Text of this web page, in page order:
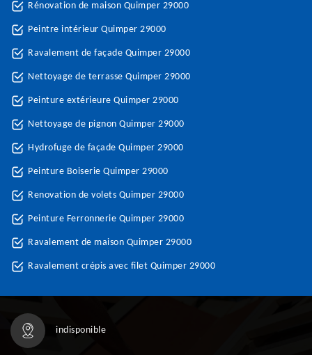
Rénovation de maison Quimper 29000
Peintre intérieur Quimper 29000
Ravalement de façade Quimper 29000
Nettoyage de terrasse Quimper 29000
Peinture extérieure Quimper 29000
Nettoyage de pignon Quimper 29000
Hydrofuge de façade Quimper 29000
Peinture Boiserie Quimper 29000
Renovation de volets Quimper 29000
Peinture Ferronnerie Quimper 29000
Ravalement de maison Quimper 29000
Ravalement crépis avec filet Quimper 29000
indisponible